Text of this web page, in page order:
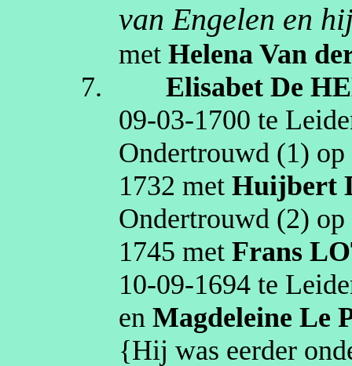
van Engelen en
metHelena Van
7.
Elisabet De
09‑03‑1700 te
Ondertrouwd (1) op
1732 metHuijbert
Ondertrouwd (2) op
1745 metFrans
10‑09‑1694 te
enMagdeleine Le
{Hij was eerder